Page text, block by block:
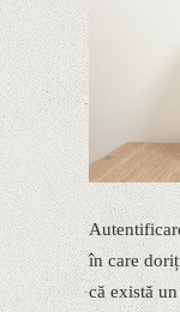
în care
că există